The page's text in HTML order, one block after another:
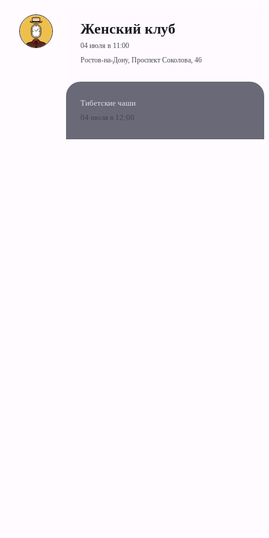
Женский клуб
04 июля в 11:00
Ростов-на-Дону, Проспект Соколова, 46
Тибетские чаши
04 июля в 12:00